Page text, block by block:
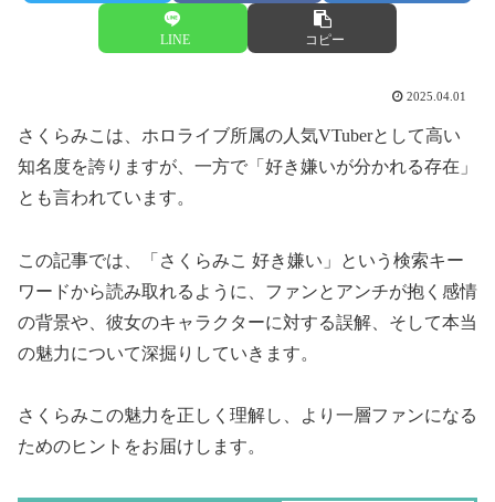
LINE コピー
2025.04.01
さくらみこは、ホロライブ所属の人気VTuberとして高い
知名度を誇りますが、一方で「好き嫌いが分かれる存在」
とも言われています。
この記事では、「さくらみこ 好き嫌い」という検索キー
ワードから読み取れるように、ファンとアンチが抱く感情
の背景や、彼女のキャラクターに対する誤解、そして本当
の魅力について深掘りしていきます。
さくらみこの魅力を正しく理解し、より一層ファンになる
ためのヒントをお届けします。